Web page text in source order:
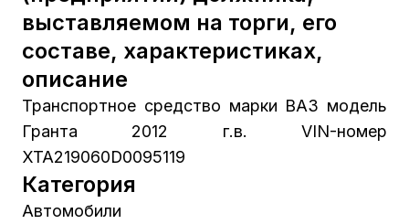
выставляемом на торги, его
составе, характеристиках,
описание
Транспортное средство марки ВАЗ модель
Гранта 2012 г.в. VIN-номер
XTA219060D0095119
Категория
Автомобили